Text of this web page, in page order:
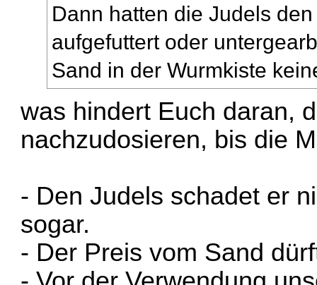
Dann hatten die Judels
aufgefuttert oder
Sand in der Wurmkiste
was hindert Euch daran,
nachzudosieren, bis die
- Den Judels schadet er
sogar.
- Der Preis vom Sand